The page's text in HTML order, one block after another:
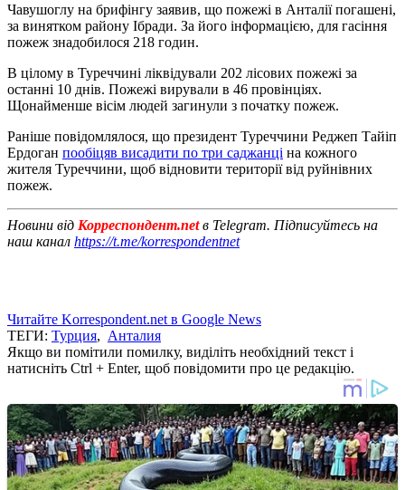
Чавушоглу на брифінгу заявив, що пожежі в Анталії погашені,
за винятком району Ібради. За його інформацією, для гасіння
пожеж знадобилося 218 годин.
В цілому в Туреччині ліквідували 202 лісових пожежі за
останні 10 днів. Пожежі вирували в 46 провінціях.
Щонайменше вісім людей загинули з початку пожеж.
Раніше повідомлялося, що президент Туреччини Реджеп Тайіп
Ердоган пообіцяв висадити по три саджанці на кожного
жителя Туреччини, щоб відновити території від руйнівних
пожеж.
Новини від Корреспондент.netв Telegram. Підписуйтесь на
наш канал https://t.me/korrespondentnet
Читайте Korrespondent.net в Google News
ТЕГИ: Турция, Анталия
Якщо ви помітили помилку, виділіть необхідний текст і
натисніть Ctrl + Enter, щоб повідомити про це редакцію.